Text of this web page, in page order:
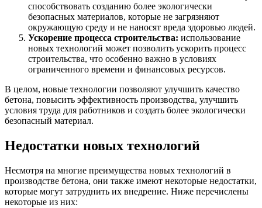
способствовать созданию более экологически
безопасных материалов, которые не загрязняют
окружающую среду и не наносят вреда здоровью людей.
Ускорение процесса строительства: использование
новых технологий может позволить ускорить процесс
строительства, что особенно важно в условиях
ограниченного времени и финансовых ресурсов.
В целом, новые технологии позволяют улучшить качество
бетона, повысить эффективность производства, улучшить
условия труда для работников и создать более экологически
безопасный материал.
Недостатки новых технологий
Несмотря на многие преимущества новых технологий в
производстве бетона, они также имеют некоторые недостатки,
которые могут затруднить их внедрение. Ниже перечислены
некоторые из них: